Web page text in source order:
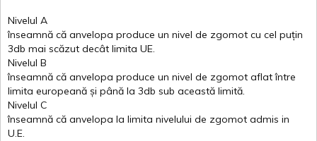
Nivelul A
înseamnă că anvelopa produce un nivel de zgomot cu cel puțin
3db mai scăzut decât limita UE.
Nivelul B
înseamnă că anvelopa produce un nivel de zgomot aflat între
limita europeană și până la 3db sub această limită.
Nivelul C
înseamnă că anvelopa la limita nivelului de zgomot admis in
U.E.